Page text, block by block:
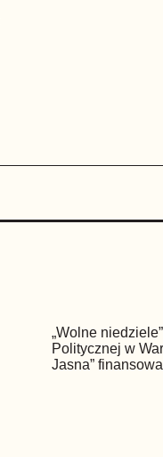
„Wolne
Politycznej w
Jasna”